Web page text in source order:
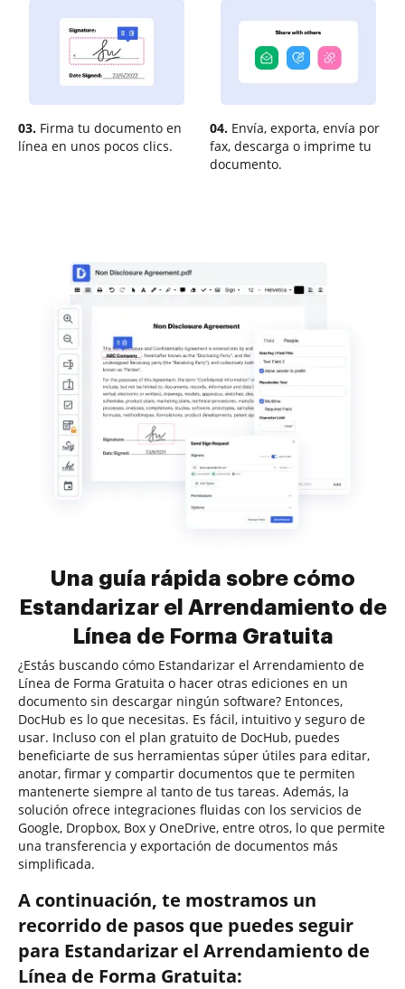
03. Firma tu documento en
línea en unos pocos clics.
04. Envía, exporta, envía por
fax, descarga o imprime tu
documento.
Una guía rápida sobre cómo
Estandarizar el Arrendamiento de
Línea de Forma Gratuita
¿Estás buscando cómo Estandarizar el Arrendamiento de
Línea de Forma Gratuita o hacer otras ediciones en un
documento sin descargar ningún software? Entonces,
DocHub es lo que necesitas. Es fácil, intuitivo y seguro de
usar. Incluso con el plan gratuito de DocHub, puedes
beneficiarte de sus herramientas súper útiles para editar,
anotar, firmar y compartir documentos que te permiten
mantenerte siempre al tanto de tus tareas. Además, la
solución ofrece integraciones fluidas con los servicios de
Google, Dropbox, Box y OneDrive, entre otros, lo que permite
una transferencia y exportación de documentos más
simplificada.
A continuación, te mostramos un
recorrido de pasos que puedes seguir
para Estandarizar el Arrendamiento de
Línea de Forma Gratuita: